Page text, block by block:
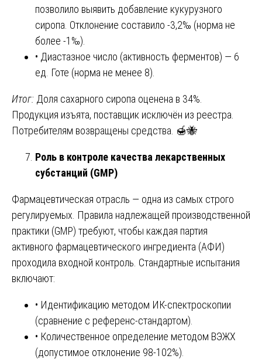
позволило выявить добавление кукурузного
сиропа. Отклонение составило -3,2‰ (норма не
более -1‰).
• Диастазное число (активность ферментов) — 6
ед. Готе (норма не менее 8).
Итог: Доля сахарного сиропа оценена в 34%.
Продукция изъята, поставщик исключён из реестра.
Потребителям возвращены средства. 🍯🐝
Роль в контроле качества лекарственных
субстанций (GMP)
Фармацевтическая отрасль — одна из самых строго
регулируемых. Правила надлежащей производственной
практики (GMP) требуют, чтобы каждая партия
активного фармацевтического ингредиента (АФИ)
проходила входной контроль. Стандартные испытания
включают:
• Идентификацию методом ИК-спектроскопии
(сравнение с референс-стандартом).
• Количественное определение методом ВЭЖХ
(допустимое отклонение 98-102%).